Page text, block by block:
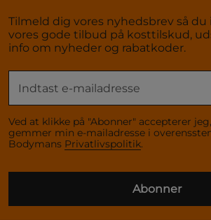
Tilmeld dig vores nyhedsbrev så du
vores gode tilbud på kosttilskud,
info om nyheder og rabatkoder.
Ved at klikke på "Abonner" accepterer
gemmer min e-mailadresse i
Bodymans Privatlivspolitik.
Abonner